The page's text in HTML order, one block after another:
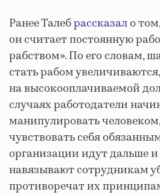
Ранее Талебрассказало
он считает постоянную
рабством». По его словам,
стать рабом
на высокооплачиваемой
случаях работодатели
манипулировать
чувствовать себя
организации идут дальше
навязывают сотрудникам
противоречат их